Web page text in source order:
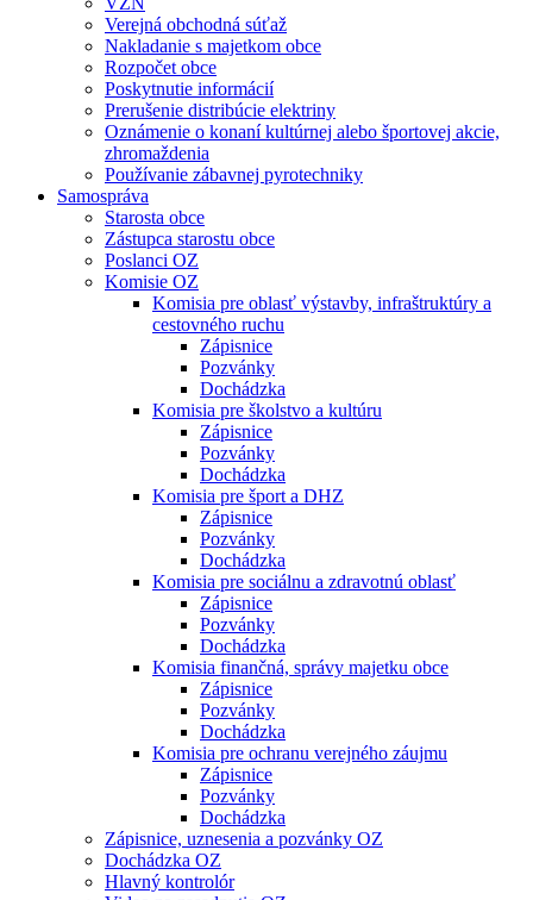
Verejná obchodná súťaž
Nakladanie s majetkom obce
Rozpočet obce
Poskytnutie informácií
Prerušenie distribúcie elektriny
Oznámenie o konaní kultúrnej alebo športovej akcie,
zhromaždenia
Používanie zábavnej pyrotechniky
Samospráva
Starosta obce
Zástupca starostu obce
Poslanci OZ
Komisie OZ
Komisia pre oblasť výstavby, infraštruktúry a
cestovného ruchu
Zápisnice
Pozvánky
Dochádzka
Komisia pre školstvo a kultúru
Zápisnice
Pozvánky
Dochádzka
Komisia pre šport a DHZ
Zápisnice
Pozvánky
Dochádzka
Komisia pre sociálnu a zdravotnú oblasť
Zápisnice
Pozvánky
Dochádzka
Komisia finančná, správy majetku obce
Zápisnice
Pozvánky
Dochádzka
Komisia pre ochranu verejného záujmu
Zápisnice
Pozvánky
Dochádzka
Zápisnice, uznesenia a pozvánky OZ
Dochádzka OZ
Hlavný kontrolór